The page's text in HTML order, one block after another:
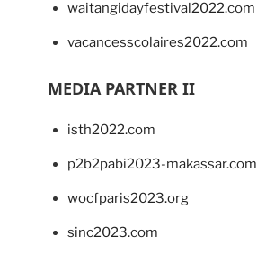
waitangidayfestival2022.com
vacancesscolaires2022.com
MEDIA PARTNER II
isth2022.com
p2b2pabi2023-makassar.com
wocfparis2023.org
sinc2023.com